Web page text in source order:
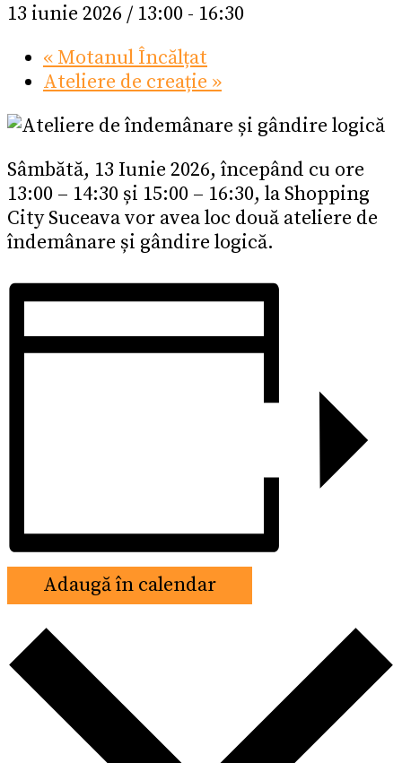
13 iunie 2026 / 13:00 - 16:30
« Motanul Încălțat
Ateliere de creație »
Sâmbătă, 13 Iunie 2026, începând cu ore
13:00 – 14:30 și 15:00 – 16:30, la Shopping
City Suceava vor avea loc două ateliere de
îndemânare și gândire logică.
Adaugă în calendar